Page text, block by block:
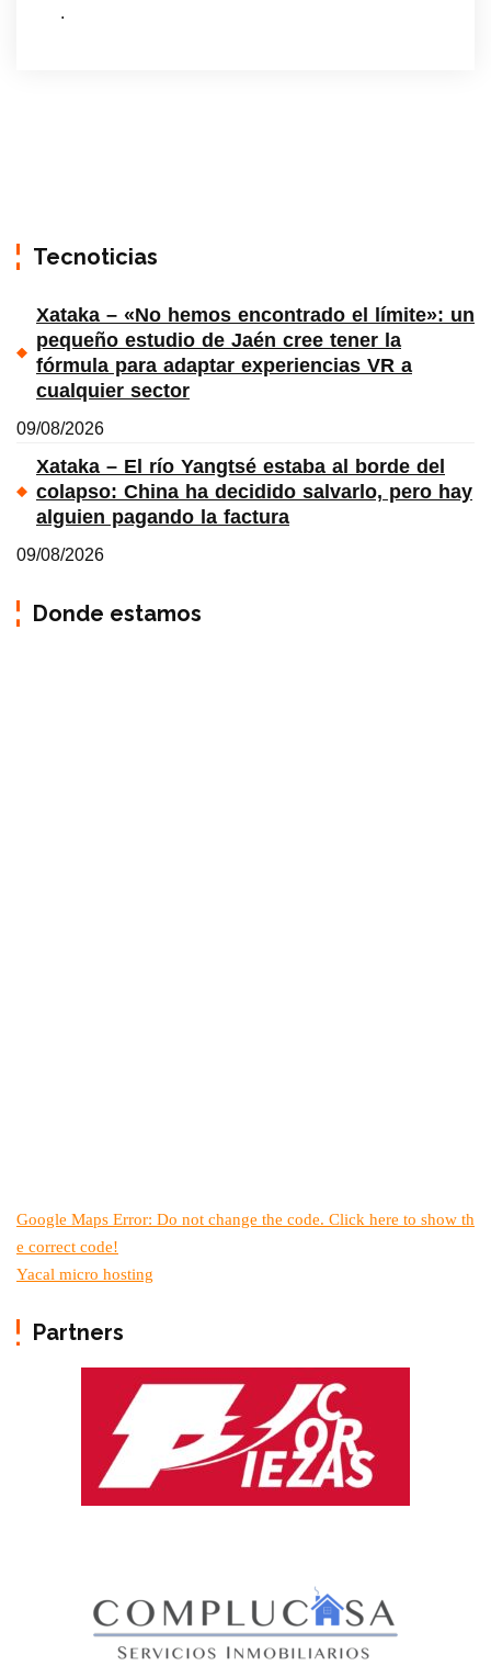
.
Tecnoticias
Xataka – «No hemos encontrado el límite»: un
pequeño estudio de Jaén cree tener la
fórmula para adaptar experiencias VR a
cualquier sector
09/08/2026
Xataka – El río Yangtsé estaba al borde del
colapso: China ha decidido salvarlo, pero hay
alguien pagando la factura
09/08/2026
Donde estamos
Google Maps Error: Do not change the code. Click here to show th
e correct code!
Yacal micro hosting
Partners